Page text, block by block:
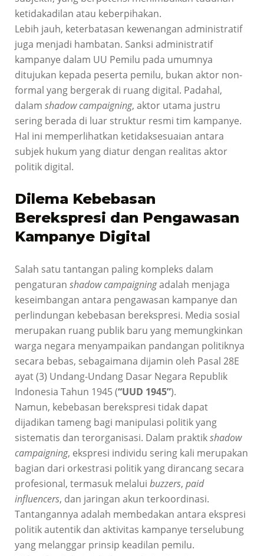
ketidakadilan atau keberpihakan.
Lebih jauh, keterbatasan kewenangan administratif
juga menjadi hambatan. Sanksi administratif
kampanye dalam UU Pemilu pada umumnya
ditujukan kepada peserta pemilu, bukan aktor non-
formal yang bergerak di ruang digital. Padahal,
dalam shadow campaigning, aktor utama justru
sering berada di luar struktur resmi tim kampanye.
Hal ini memperlihatkan ketidaksesuaian antara
subjek hukum yang diatur dengan realitas aktor
politik digital.
Dilema Kebebasan
Berekspresi dan Pengawasan
Kampanye Digital
Salah satu tantangan paling kompleks dalam
pengaturan shadow campaigningadalah menjaga
keseimbangan antara pengawasan kampanye dan
perlindungan kebebasan berekspresi. Media sosial
merupakan ruang publik baru yang memungkinkan
warga negara menyampaikan pandangan politiknya
secara bebas, sebagaimana dijamin oleh Pasal 28E
ayat (3) Undang-Undang Dasar Negara Republik
Indonesia Tahun 1945 (“UUD 1945”).
Namun, kebebasan berekspresi tidak dapat
dijadikan tameng bagi manipulasi politik yang
sistematis dan terorganisasi. Dalam praktikshadow
campaigning, ekspresi individu sering kali merupakan
bagian dari orkestrasi politik yang dirancang secara
profesional, termasuk melalui buzzers, paid
influencers, dan jaringan akun terkoordinasi.
Tantangannya adalah membedakan antara ekspresi
politik autentik dan aktivitas kampanye terselubung
yang melanggar prinsip keadilan pemilu.